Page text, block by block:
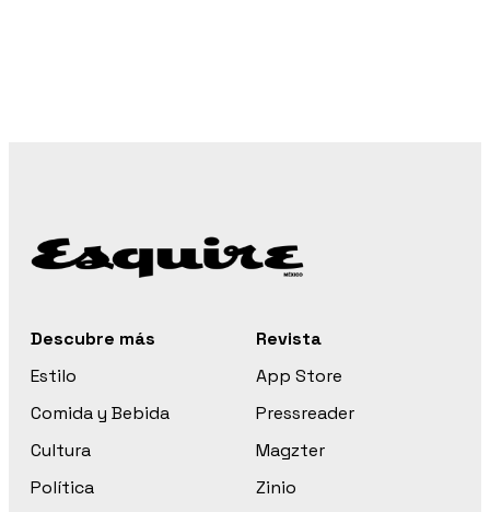
Descubre más
Estilo
Comida y Bebida
Cultura
Política
Revista
App Store
Pressreader
Magzter
Zinio